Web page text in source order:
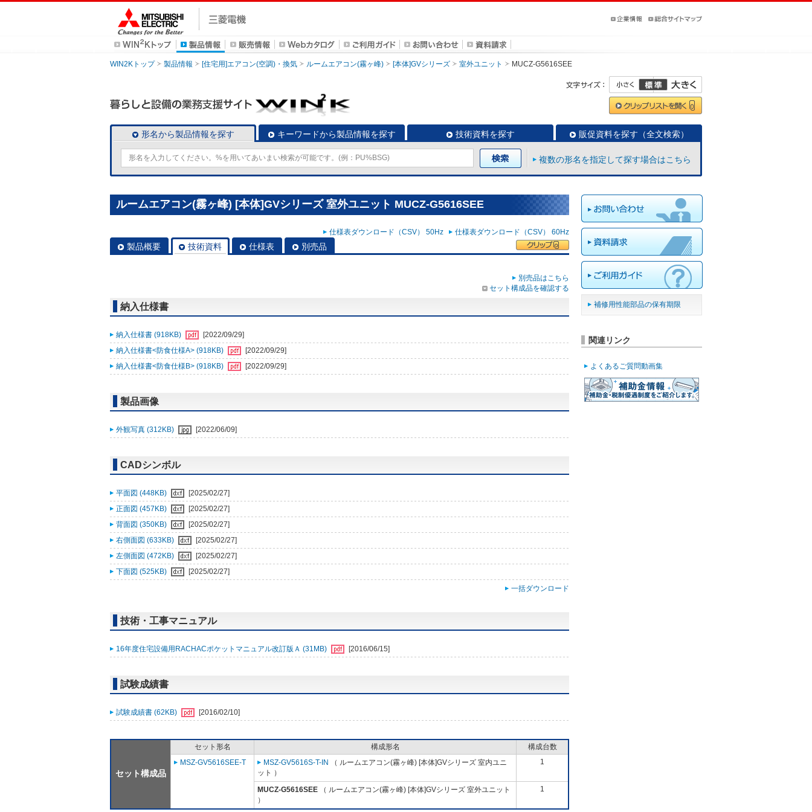
WIN2Kトップ 製品情報 [住宅用]エアコン(空調)・換気 ルームエアコン(霧ヶ峰) [本体]GVシリーズ 室外ユニット MUCZ-G5616SEE
形名から製品情報を探す キーワードから製品情報を探す 技術資料を探す 販促資料を探す（全文検索）
複数の形名を指定して探す場合はこちら
ルームエアコン(霧ヶ峰) [本体]GVシリーズ 室外ユニット MUCZ-G5616SEE
仕様表ダウンロード（CSV） 50Hz 仕様表ダウンロード（CSV） 60Hz
製品概要 技術資料 仕様表 別売品
別売品はこちら
セット構成品を確認する
納入仕様書
納入仕様書 (918KB)
[2022/09/29]
納入仕様書<防食仕様A> (918KB)
[2022/09/29]
納入仕様書<防食仕様B> (918KB)
[2022/09/29]
製品画像
外観写真 (312KB) [2022/06/09]
CADシンボル
平面図 (448KB)
[2025/02/27]
正面図 (457KB)
[2025/02/27]
背面図 (350KB)
[2025/02/27]
右側面図 (633KB)
[2025/02/27]
左側面図 (472KB)
[2025/02/27]
下面図 (525KB)
[2025/02/27]
一括ダウンロード
技術・工事マニュアル
16年度住宅設備用RACHACポケットマニュアル改訂版Ａ (31MB) [2016/06/15]
試験成績書
試験成績書 (62KB) [2016/02/10]
セット構成品
セット形名 構成形名
構成台数
MSZ-GV5616SEE-T
MSZ-GV5616S-T-IN
（ ルームエアコン(霧ヶ峰) [本体]GVシリーズ 室内ユニ
ット ）
1
MUCZ-G5616SEE （ ルームエアコン(霧ヶ峰) [本体]GVシリーズ 室外ユニット
）
1
補修用性能部品の保有期限
関連リンク
よくあるご質問動画集